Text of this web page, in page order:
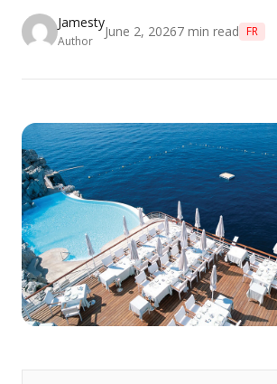
Jamesty
Author
June 2, 20267 min read FR